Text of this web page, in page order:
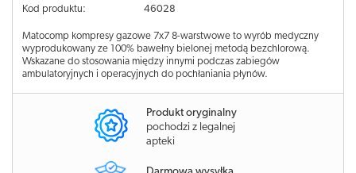
Kod produktu:
46028
Matocomp kompresy gazowe 7x7 8-warstwowe to wyrób medyczny
wyprodukowany ze 100% bawełny bielonej metodą bezchlorową.
Wskazane do stosowania między innymi podczas zabiegów
ambulatoryjnych i operacyjnych do pochłaniania płynów.
Produkt oryginalny
pochodzi z legalnej
apteki